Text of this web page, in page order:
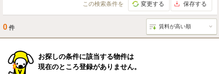
この検索条件を 変更する 保存する
0 件
お探しの条件に該当する物件は
現在のところ登録がありません。